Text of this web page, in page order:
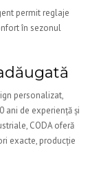
permit reglaje
în sezonul
personalizat,
ani de experiență și
CODA oferă
exacte, producție